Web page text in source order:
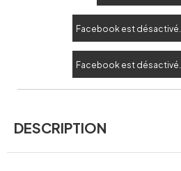
Facebook est désactivé.
Facebook est désactivé.
DESCRIPTION